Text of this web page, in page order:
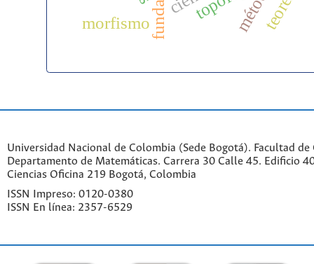
morfismo
Universidad Nacional de Colombia (Sede Bogotá). Facultad de
Departamento de Matemáticas. Carrera 30 Calle 45. Edificio
Ciencias Oficina 219 Bogotá, Colombia
ISSN Impreso: 0120-0380
ISSN En línea: 2357-6529